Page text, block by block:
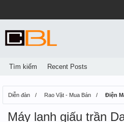
Diễn đàn Rao Vặt - Mua Bán Điện
Máy lạnh giấu trần
Tìm kiếm Recent Posts